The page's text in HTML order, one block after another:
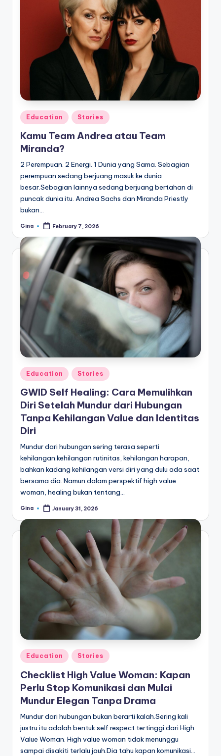
Posted
in
Education Stories
Kamu Team Andrea atau Team
Miranda?
2 Perempuan. 2 Energi. 1 Dunia yang Sama. Sebagian
perempuan sedang berjuang masuk ke dunia
besar.Sebagian lainnya sedang berjuang bertahan di
puncak dunia itu. Andrea Sachs dan Miranda Priestly
bukan…
Posted
Gina February 7, 2026
Posted
in
Education Stories
GWID Self Healing: Cara Memulihkan
Diri Setelah Mundur dari Hubungan
Tanpa Kehilangan Value dan Identitas
Diri
Mundur dari hubungan sering terasa seperti
kehilangan.kehilangan rutinitas, kehilangan harapan,
bahkan kadang kehilangan versi diri yang dulu ada saat
bersama dia. Namun dalam perspektif high value
woman, healing bukan tentang…
Posted
Gina January 31, 2026
Posted
in
Education Stories
Checklist High Value Woman: Kapan
Perlu Stop Komunikasi dan Mulai
Mundur Elegan Tanpa Drama
Mundur dari hubungan bukan berarti kalah.Sering kali
justru itu adalah bentuk self respect tertinggi dari High
Value Woman. High value woman tidak menunggu
sampai disakiti terlalu jauh.Dia tahu kapan komunikasi…